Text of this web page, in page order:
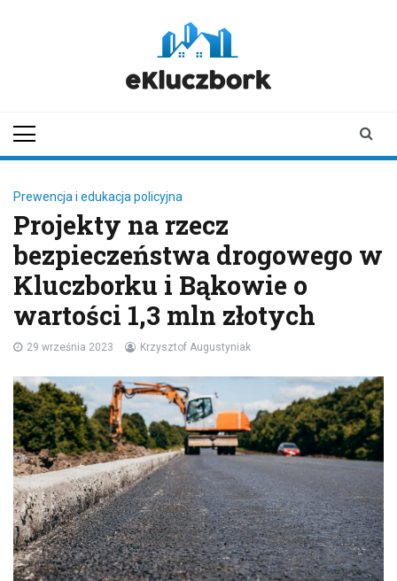
Prewencja i edukacja policyjna
Projekty na rzecz
bezpieczeństwa drogowego w
Kluczborku i Bąkowie o
wartości 1,3 mln złotych
29 września 2023 Krzysztof Augustyniak